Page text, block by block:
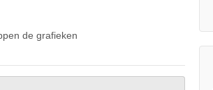
de grafieken